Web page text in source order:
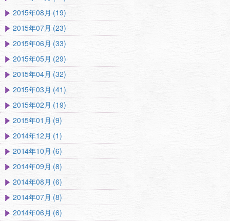
2015年08月 (19)
2015年07月 (23)
2015年06月 (33)
2015年05月 (29)
2015年04月 (32)
2015年03月 (41)
2015年02月 (19)
2015年01月 (9)
2014年12月 (1)
2014年10月 (6)
2014年09月 (8)
2014年08月 (6)
2014年07月 (8)
2014年06月 (6)